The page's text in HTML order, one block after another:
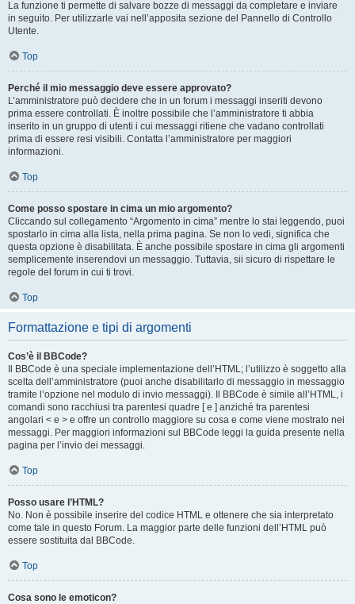
La funzione ti permette di salvare bozze di messaggi da completare e inviare
in seguito. Per utilizzarle vai nell’apposita sezione del Pannello di Controllo
Utente.
Top
Perché il mio messaggio deve essere approvato?
L’amministratore può decidere che in un forum i messaggi inseriti devono
prima essere controllati. È inoltre possibile che l’amministratore ti abbia
inserito in un gruppo di utenti i cui messaggi ritiene che vadano controllati
prima di essere resi visibili. Contatta l’amministratore per maggiori
informazioni.
Top
Come posso spostare in cima un mio argomento?
Cliccando sul collegamento “Argomento in cima” mentre lo stai leggendo, puoi
spostarlo in cima alla lista, nella prima pagina. Se non lo vedi, significa che
questa opzione è disabilitata. È anche possibile spostare in cima gli argomenti
semplicemente inserendovi un messaggio. Tuttavia, sii sicuro di rispettare le
regole del forum in cui ti trovi.
Top
Formattazione e tipi di argomenti
Cos’è il BBCode?
Il BBCode è una speciale implementazione dell’HTML; l’utilizzo è soggetto alla
scelta dell’amministratore (puoi anche disabilitarlo di messaggio in messaggio
tramite l’opzione nel modulo di invio messaggi). Il BBCode è simile all’HTML, i
comandi sono racchiusi tra parentesi quadre [ e ] anziché tra parentesi
angolari < e > e offre un controllo maggiore su cosa e come viene mostrato nei
messaggi. Per maggiori informazioni sul BBCode leggi la guida presente nella
pagina per l’invio dei messaggi.
Top
Posso usare l’HTML?
No. Non è possibile inserire del codice HTML e ottenere che sia interpretato
come tale in questo Forum. La maggior parte delle funzioni dell’HTML può
essere sostituita dal BBCode.
Top
Cosa sono le emoticon?